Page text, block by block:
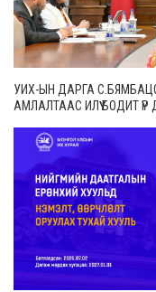
УИХ-ЫН ДАРГА
АМЛАЛТААС ИЛҮҮ БОДИТ ҮР